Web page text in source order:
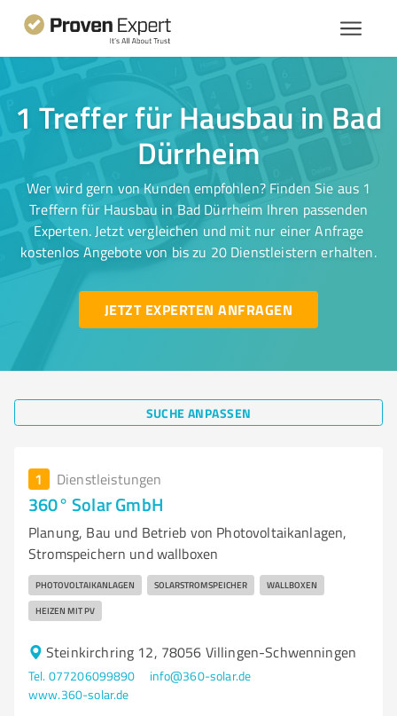
1 Treffer für Hausbau in Bad
Dürrheim
Wer wird gern von Kunden empfohlen? Finden Sie aus 1
Treffern für Hausbau in Bad Dürrheim Ihren passenden
Experten. Jetzt vergleichen und mit nur einer Anfrage
kostenlos Angebote von bis zu 20 Dienstleistern erhalten.
JETZT EXPERTEN ANFRAGEN
SUCHE ANPASSEN
1 Dienstleistungen
360° Solar GmbH
Planung, Bau und Betrieb von Photovoltaikanlagen,
Stromspeichern und wallboxen
PHOTOVOLTAIKANLAGEN SOLARSTROMSPEICHER WALLBOXEN
HEIZEN MIT PV
Steinkirchring 12, 78056 Villingen-Schwenningen
Tel. 077206099890
info@360-solar.de
www.360-solar.de